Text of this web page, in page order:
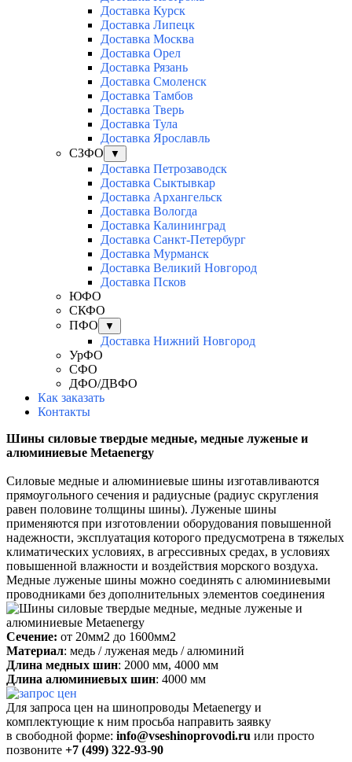
Доставка Курск
Доставка Липецк
Доставка Москва
Доставка Орел
Доставка Рязань
Доставка Смоленск
Доставка Тамбов
Доставка Тверь
Доставка Тула
Доставка Ярославль
СЗФО
▼
Доставка Петрозаводск
Доставка Сыктывкар
Доставка Архангельск
Доставка Вологда
Доставка Калининград
Доставка Санкт-Петербург
Доставка Мурманск
Доставка Великий Новгород
Доставка Псков
ЮФО
СКФО
ПФО
▼
Доставка Нижний Новгород
УрФО
СФО
ДФО/ДВФО
Как заказать
Контакты
Шины силовые твердые медные, медные луженые и
алюминиевые Metaenergy
Силовые медные и алюминиевые шины изготавливаются
прямоугольного сечения и радиусные (радиус скругления
равен половине толщины шины). Луженые шины
применяются при изготовлении оборудования повышенной
надежности, эксплуатация которого предусмотрена в тяжелых
климатических условиях, в агрессивных средах, в условиях
повышенной влажности и воздействия морского воздуха.
Медные луженые шины можно соединять с алюминиевыми
проводниками без дополнительных элементов соединения
Сечение: от 20мм2 до 1600мм2
Материал: медь / луженая медь / алюминий
Длина медных шин: 2000 мм, 4000 мм
Длина алюминиевых шин: 4000 мм
Для запроса цен на шинопроводы Metaenergy и
комплектующие к ним просьба направить заявку
в свободной форме: info@vseshinoprovodi.ru или просто
позвоните +7 (499) 322-93-90